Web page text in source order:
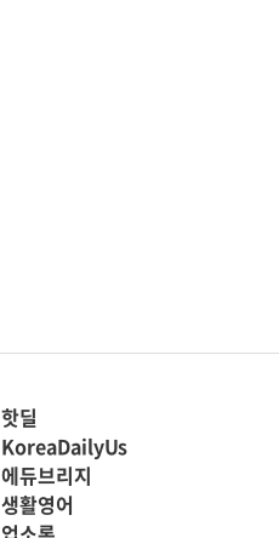
핫딜
KoreaDailyUs